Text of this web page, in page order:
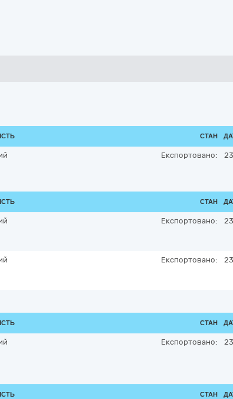
СТАН
Експортовано:
СТАН
Експортовано:
Експортовано:
СТАН
Експортовано:
СТАН